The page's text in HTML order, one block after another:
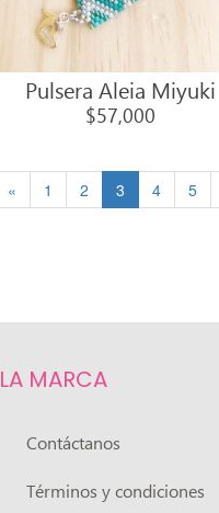
Pulsera Aleia Miyuki
$57,000
« 1 2 3 4 5
LA MARCA
Contáctanos
Términos y condiciones